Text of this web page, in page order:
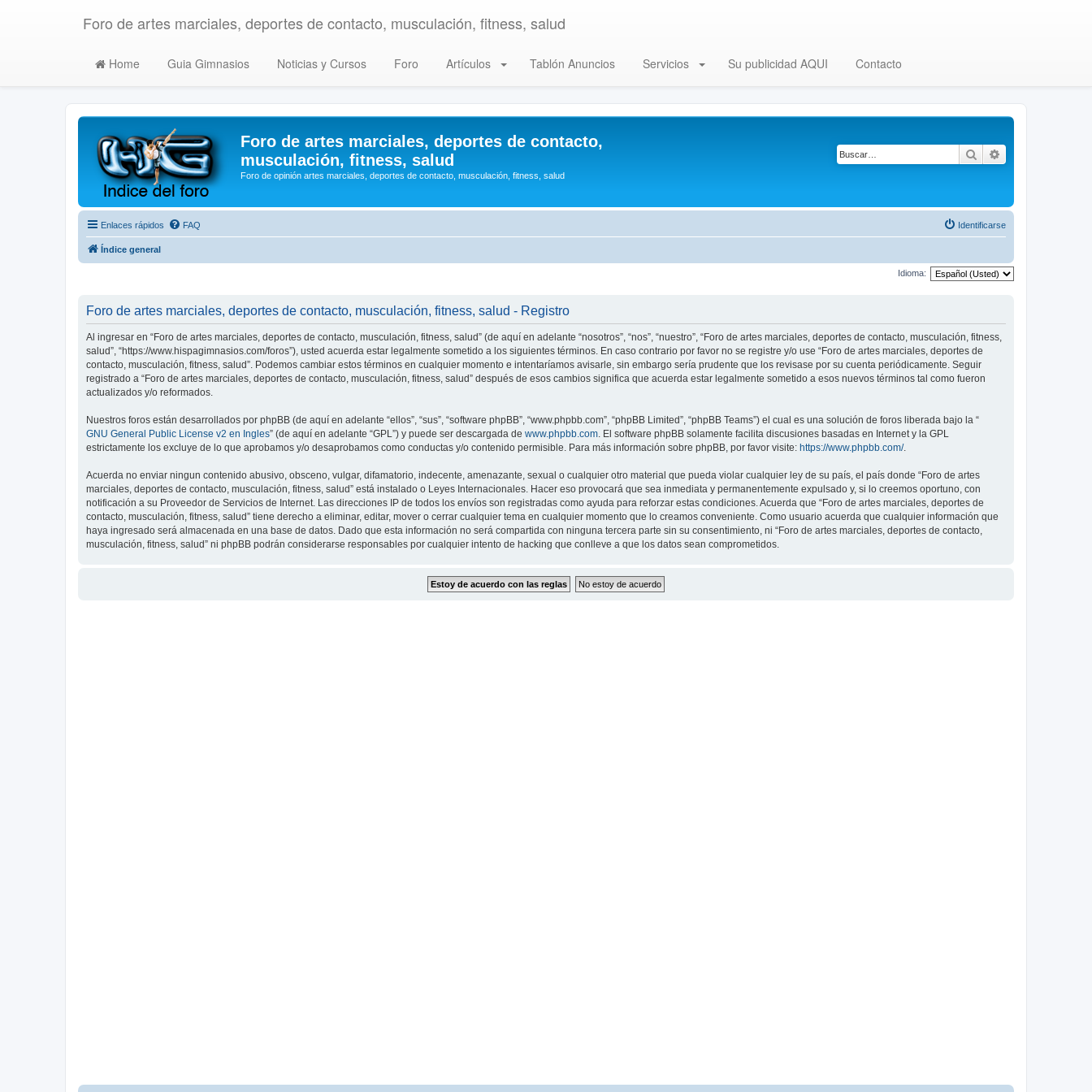
Foro de artes marciales, deportes de contacto, musculación, fitness, salud
Home Guia Gimnasios Noticias y Cursos Foro Artículos Tablón Anuncios Servicios Su publicidad AQUI Contacto
Foro de artes marciales, deportes de contacto,
musculación, fitness, salud
Foro de opinión artes marciales, deportes de contacto, musculación, fitness, salud
Buscar
Enlaces rápidos FAQ Identificarse
Índice general
Idioma:
Foro de artes marciales, deportes de contacto, musculación, fitness, salud - Registro
Al ingresar en “Foro de artes marciales, deportes de contacto, musculación, fitness, salud” (de aquí en adelante “nosotros”, “nos”, “nuestro”, “Foro de artes marciales, deportes de contacto, musculación, fitness,
salud”, “https://www.hispagimnasios.com/foros”), usted acuerda estar legalmente sometido a los siguientes términos. En caso contrario por favor no se registre y/o use “Foro de artes marciales, deportes de
contacto, musculación, fitness, salud”. Podemos cambiar estos términos en cualquier momento e intentaríamos avisarle, sin embargo sería prudente que los revisase por su cuenta periódicamente. Seguir
registrado a “Foro de artes marciales, deportes de contacto, musculación, fitness, salud” después de esos cambios significa que acuerda estar legalmente sometido a esos nuevos términos tal como fueron
actualizados y/o reformados.
Nuestros foros están desarrollados por phpBB (de aquí en adelante “ellos”, “sus”, “software phpBB”, “www.phpbb.com”, “phpBB Limited”, “phpBB Teams”) el cual es una solución de foros liberada bajo la “
GNU General Public License v2 en Ingles” (de aquí en adelante “GPL”) y puede ser descargada de www.phpbb.com . El software phpBB solamente facilita discusiones basadas en Internet y la GPL
estrictamente los excluye de lo que aprobamos y/o desaprobamos como conductas y/o contenido permisible. Para más información sobre phpBB, por favor visite: https://www.phpbb.com/.
Acuerda no enviar ningun contenido abusivo, obsceno, vulgar, difamatorio, indecente, amenazante, sexual o cualquier otro material que pueda violar cualquier ley de su país, el país donde “Foro de artes
marciales, deportes de contacto, musculación, fitness, salud” está instalado o Leyes Internacionales. Hacer eso provocará que sea inmediata y permanentemente expulsado y, si lo creemos oportuno, con
notificación a su Proveedor de Servicios de Internet. Las direcciones IP de todos los envíos son registradas como ayuda para reforzar estas condiciones. Acuerda que “Foro de artes marciales, deportes de
contacto, musculación, fitness, salud” tiene derecho a eliminar, editar, mover o cerrar cualquier tema en cualquier momento que lo creamos conveniente. Como usuario acuerda que cualquier información que
haya ingresado será almacenada en una base de datos. Dado que esta información no será compartida con ninguna tercera parte sin su consentimiento, ni “Foro de artes marciales, deportes de contacto,
musculación, fitness, salud” ni phpBB podrán considerarse responsables por cualquier intento de hacking que conlleve a que los datos sean comprometidos.